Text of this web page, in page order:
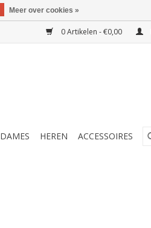
0 Artikelen - €0,00
DAMES HEREN ACCESSOIRES
Meer over cookies »